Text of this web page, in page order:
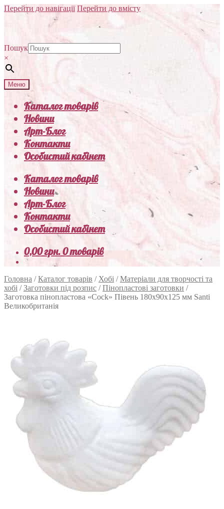
Перейти до навігації Перейти до вмісту
Пошук
×
Меню
Каталог товарів
Новини
Арт-Блог
Контакти
Особистий кабінет
Каталог товарів
Новини
Арт-Блог
Контакти
Особистий кабінет
0,00грн.0 товарів
Головна /Каталог товарів / Хобі /Матеріали для творчості та
хобі /Заготовки під розпис /Пінопластові заготовки /
Заготовка пінопластова «Cock» Півень 180х90х125 мм Santi
Великобританія